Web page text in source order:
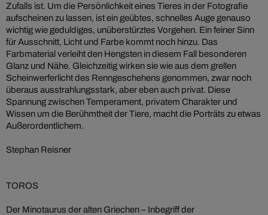
Zufalls ist. Um die Persönlichkeit eines Tieres in der Fotografie
aufscheinen zu lassen, ist ein geübtes, schnelles Auge genauso
wichtig wie geduldiges, unüberstürztes Vorgehen. Ein feiner Sinn
für Ausschnitt, Licht und Farbe kommt noch hinzu. Das
Farbmaterial verleiht den Hengsten in diesem Fall besonderen
Glanz und Nähe. Gleichzeitig wirken sie wie aus dem grellen
Scheinwerferlicht des Renngeschehens genommen, zwar noch
überaus ausstrahlungsstark, aber eben auch privat. Diese
Spannung zwischen Temperament, privatem Charakter und
Wissen um die Berühmtheit der Tiere, macht die Porträts zu etwas
Außerordentlichem.
Stephan Reisner
TOROS
Der Minotaurus der alten Griechen – Inbegriff der